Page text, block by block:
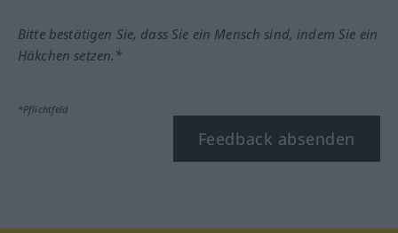
Bitte bestätigen Sie, dass Sie ein Mensch sind, indem Sie ein
Häkchen setzen.*
*Pflichtfeld
Feedback absenden